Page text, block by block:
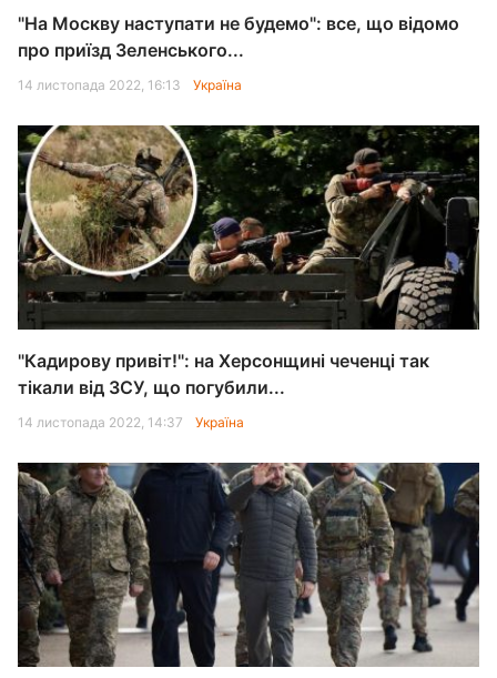
"На Москву наступати не будемо": все, що відомо
про приїзд Зеленського...
14 листопада 2022, 16:13 Україна
"Кадирову привіт!": на Херсонщині чеченці так
тікали від ЗСУ, що погубили...
14 листопада 2022, 14:37 Україна